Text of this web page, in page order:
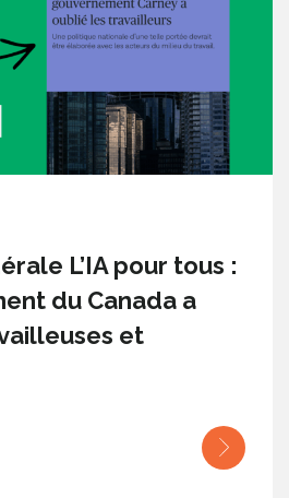
L’IA pour tous :
du Canada a
et